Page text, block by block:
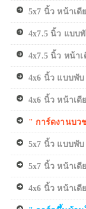
5x7 นิ้ว หน้าเดี
4x7.5 นิ้ว แบบ
4x7.5 นิ้ว หน้าเ
4x6 นิ้ว แบบพับ
4x6 นิ้ว หน้าเดี
" การ์ดงานบว
5x7 นิ้ว แบบพับ
5x7 นิ้ว หน้าเดี
4x6 นิ้ว หน้าเดี